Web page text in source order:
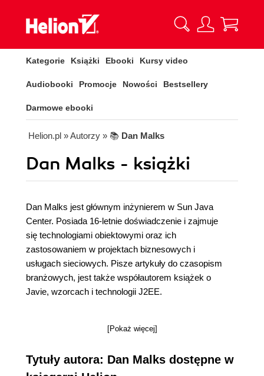
Kategorie Książki Ebooki Kursy video
Audiobooki Promocje Nowości Bestsellery
Darmowe ebooki
Helion.pl » Autorzy » 📚 Dan Malks
Dan Malks - książki
Dan Malks jest głównym inżynierem w Sun Java
Center. Posiada 16-letnie doświadczenie i zajmuje
się technologiami obiektowymi oraz ich
zastosowaniem w projektach biznesowych i
usługach sieciowych. Pisze artykuły do czasopism
branżowych, jest także współautorem książek o
Javie, wzorcach i technologii J2EE.
[Pokaż więcej]
Tytuły autora: Dan Malks dostępne w